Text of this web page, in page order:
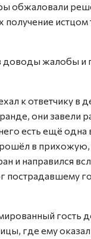
обжаловали
истцом
доводы жалобы и
к ответчику
они завели
есть ещё
в
и направился
пострадавшему
гость
где ему